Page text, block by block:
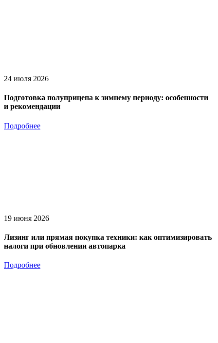
24 июля 2026
Подготовка полуприцепа к зимнему периоду: особенности
и рекомендации
Подробнее
19 июня 2026
Лизинг или прямая покупка техники: как оптимизировать
налоги при обновлении автопарка
Подробнее